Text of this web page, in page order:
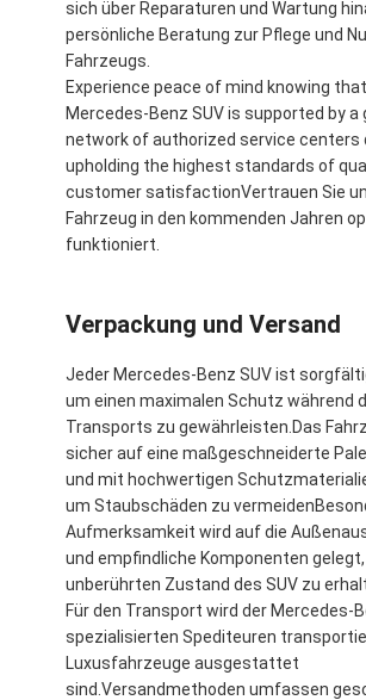
sich über Reparaturen und Wartung
persönliche Beratung zur Pflege und
Fahrzeugs.
Experience peace of mind knowing
Mercedes-Benz SUV is supported by a
network of authorized service centers
upholding the highest standards of
customer satisfactionVertrauen Sie
Fahrzeug in den kommenden Jahren
funktioniert.
Verpackung und Versand
Jeder Mercedes-Benz SUV ist
um einen maximalen Schutz während
Transports zu gewährleisten.Das
sicher auf eine maßgeschneiderte
und mit hochwertigen
um Staubschäden zu
Aufmerksamkeit wird auf die
und empfindliche Komponenten
unberührten Zustand des SUV zu
Für den Transport wird der Mercedes-
spezialisierten Spediteuren
Luxusfahrzeuge ausgestattet
sind.Versandmethoden umfassen